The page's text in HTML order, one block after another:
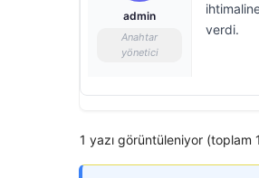
admin
Anahtar
yönetici
verdi.
1 yazı görüntüleniyor (toplam